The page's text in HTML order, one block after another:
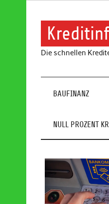
Die schnellen
BAUFINANZ
NULL PROZENT